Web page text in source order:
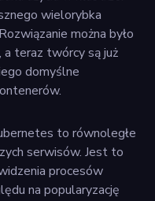
wielorybka
można było
teraz twórcy są już
domyślne
to równoległe
serwisów. Jest to
procesów
na popularyzację